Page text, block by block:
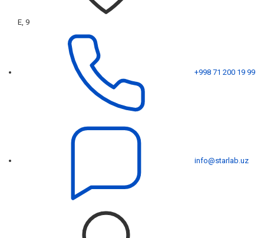
Е, 9
+998 71 200 19 99
info@starlab.uz